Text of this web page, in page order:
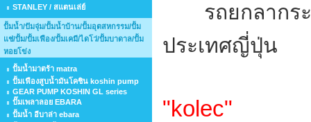
STANLEY / สแตนเล่ย์
ปั้มน้ำ/ปัมจุ่ม/ปั้มน้ำบ้าน/ปั้มอุตสหกรรม/ปั้ม
แช่/ปั้ม/ปั้มเฟือง/ปั้มเคมี/ไดโว่/ปั้มบาดาล/ปั้ม
หอยโข่ง
ปั้มน้ำมาตร้า matra
ปั้มเฟืองสูบน้ำมันโคชิน koshin pump
GEAR PUMP KOSHIN GL series
ปั๊มเพลาลอย EBARA
ปั้มน้ำ อีบาล่า ebara
รถยกลากร
ประเทศญี่ปุ่น
"kolec"